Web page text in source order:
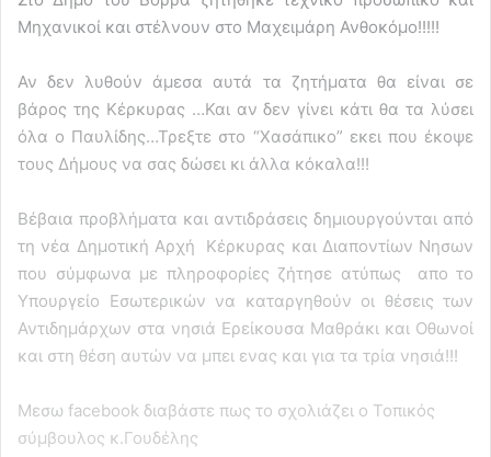
Μηχανικοί και στέλνουν στο Μαχειμάρη Ανθοκόμο!!!!!
Αν δεν λυθούν άμεσα αυτά τα ζητήματα θα είναι σε
βάρος της Κέρκυρας …Και αν δεν γίνει κάτι θα τα λύσει
όλα ο Παυλίδης…Τρεξτε στο “Χασάπικο” εκει που έκοψε
τους Δήμους να σας δώσει κι άλλα κόκαλα!!!
Βέβαια προβλήματα και αντιδράσεις δημιουργούνται από
τη νέα Δημοτική Αρχή Κέρκυρας και Διαποντίων Νησων
που σύμφωνα με πληροφορίες ζήτησε ατύπως απο το
Υπουργείο Εσωτερικών να καταργηθούν οι θέσεις των
Αντιδημάρχων στα νησιά Ερείκουσα Μαθράκι και Οθωνοί
και στη θέση αυτών να μπει ενας και για τα τρία νησιά!!!
Μεσω facebook διαβάστε πως το σχολιάζει ο Τοπικός
σύμβουλος κ.Γουδέλης